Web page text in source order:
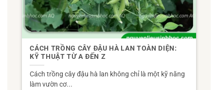
CÁCH TRỒNG CÂY ĐẬU HÀ LAN TOÀN DIỆN:
KỸ THUẬT TỪ A ĐẾN Z
Cách trồng cây đậu hà lan không chỉ là một kỹ năng
làm vườn cơ...